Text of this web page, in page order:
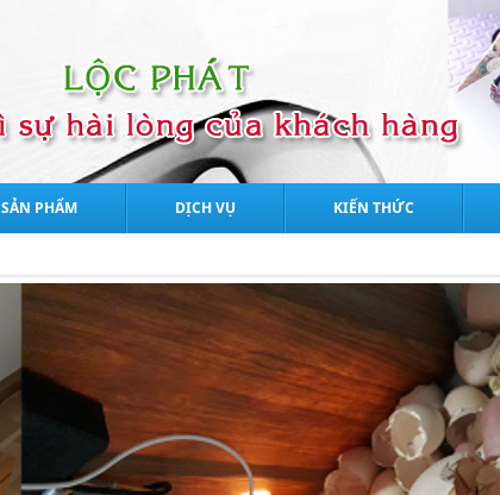
SẢN PHẨM DỊCH VỤ KIẾN THỨC